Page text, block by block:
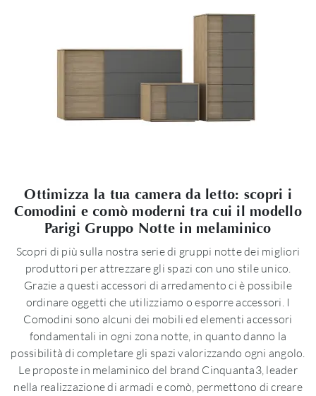
Ottimizza la tua camera da letto: scopri i
Comodini e comò moderni tra cui il modello
Parigi Gruppo Notte in melaminico
Scopri di più sulla nostra serie di gruppi notte dei migliori
produttori per attrezzare gli spazi con uno stile unico.
Grazie a questi accessori di arredamento ci è possibile
ordinare oggetti che utilizziamo o esporre accessori. I
Comodini sono alcuni dei mobili ed elementi accessori
fondamentali in ogni zona notte, in quanto danno la
possibilità di completare gli spazi valorizzando ogni angolo.
Le proposte in melaminico del brand Cinquanta3, leader
nella realizzazione di armadi e comò, permettono di creare